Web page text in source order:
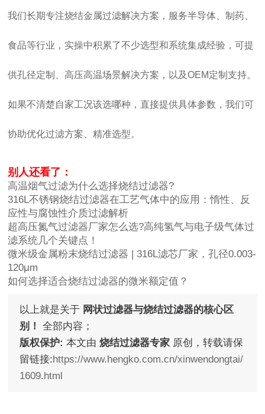
我们长期专注烧结金属过滤解决方案，服务半导体、制药、
食品等行业，实操中积累了不少选型和系统集成经验，可提
供孔径定制、高压高温场景解决方案，以及OEM定制支持。
如果不清楚自家工况该选哪种，直接提供具体参数，我们可
协助优化过滤方案、精准选型。
别人还看了：
高温烟气过滤为什么选择烧结过滤器?
316L不锈钢烧结过滤器在工艺气体中的应用：惰性、反
应性与腐蚀性介质过滤解析
超高压氮气过滤器厂家怎么选?高纯氢气与电子级气体过
滤系统几个关键点！
微米级金属粉末烧结过滤器 | 316L滤芯厂家，孔径0.003-
120μm
如何选择适合烧结过滤器的微米额定值？
以上就是关于 网状过滤器与烧结过滤器的核心区
别！
全部内容；
版权保护:本文由烧结过滤器专家 原创，转载请保
留链接:https://www.hengko.com.cn/xinwendongtai/
1609.html